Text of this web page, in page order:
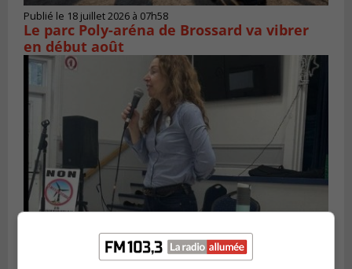
Publié le 18 juillet 2026 à 07h58
Le parc Poly-aréna de Brossard va vibrer
en début août
Publié le 6 juillet 2026 à 11h18